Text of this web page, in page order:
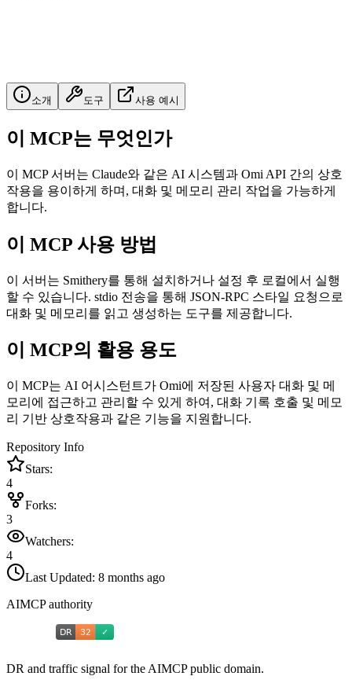
소개 도구 사용 예시
이 MCP는 무엇인가
이 MCP 서버는 Claude와 같은 AI 시스템과 Omi API 간의 상호
작용을 용이하게 하며, 대화 및 메모리 관리 작업을 가능하게
합니다.
이 MCP 사용 방법
이 서버는 Smithery를 통해 설치하거나 설정 후 로컬에서 실행
할 수 있습니다. stdio 전송을 통해 JSON-RPC 스타일 요청으로
대화 및 메모리를 읽고 생성하는 도구를 제공합니다.
이 MCP의 활용 용도
이 MCP는 AI 어시스턴트가 Omi에 저장된 사용자 대화 및 메
모리에 접근하고 관리할 수 있게 하여, 대화 기록 호출 및 메모
리 기반 상호작용과 같은 기능을 지원합니다.
Repository Info
Stars:
4
Forks:
3
Watchers:
4
Last Updated: 8 months ago
AIMCP authority
DR and traffic signal for the AIMCP public domain.